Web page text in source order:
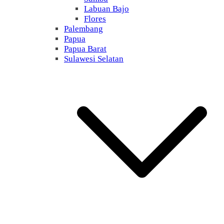
Labuan Bajo
Flores
Palembang
Papua
Papua Barat
Sulawesi Selatan